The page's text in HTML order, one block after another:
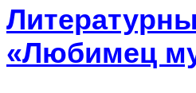
«Любимец